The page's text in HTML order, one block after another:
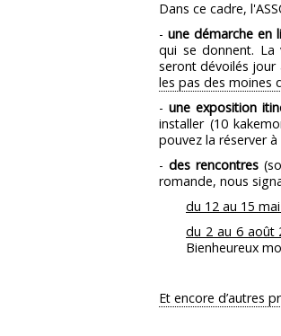
Dans ce cadre,
- une démarche en
qui se donnent. La
seront dévoilés jour
les pas des moines
- une exposition
installer (10
pouvez la réserver
- des rencontres
romande, nous
du 12 au 15 mai
du 2 au 6 août
Bienheureux
Et encore d’autres